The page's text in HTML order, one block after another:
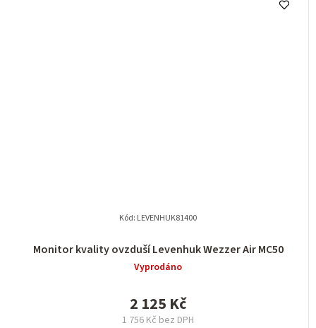
Monitor kvality ovzduší Levenhuk Wezzer Air MC50
Vyprodáno
1 756 Kč bez DPH
2 125 Kč
Kód: LEVENHUK81400